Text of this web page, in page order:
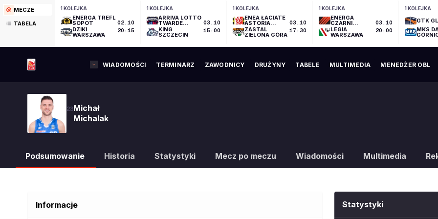
MECZE
TABELA
1 KOLEJKA
ENERGA TREFL
SOPOT
DZIKI
WARSZAWA
02.10
20:15
1 KOLEJKA
ARRIVA LOTTO
TWARDE
PIERNIKI
TORUŃ
KING
SZCZECIN
03.10
15:00
1 KOLEJKA
ENEA ŁACIATE
ASTORIA
BYDGOSZCZ
ZASTAL
ZIELONA GÓRA
03.10
17:30
1 KOLEJKA
ENERGA
CZARNI
SŁUPSK
LEGIA
WARSZAWA
03.10
20:00
1 KOLEJKA
GTK
MKS
WIADOMOŚCI TERMINARZ ZAWODNICY DRUŻYNY TABELE MULTIMEDIA MENEDŻER OBL
23Michał
Michalak
Podsumowanie Historia Statystyki Mecz po meczu Wiadomości Multimedia
Informacje Statystyki